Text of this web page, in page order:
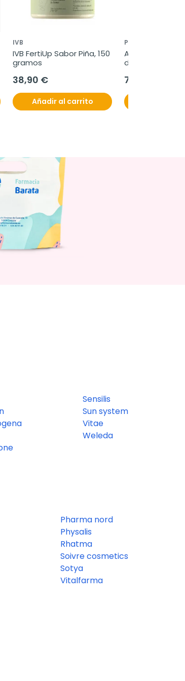
IVB
IVB FertiUp Sabor Piña, 150
gramos
38,90 €
Añadir al carrito
PRISMA NATURAL
Apitox crema
deportivo
7,95 €
Sensilis
Sun system
Vitae
Weleda
Pharma nord
Physalis
Rhatma
Soivre cosmetics
Sotya
Vitalfarma